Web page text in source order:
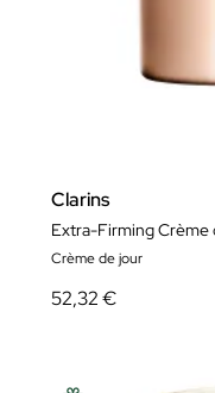
Clarins
Extra-Firming Crème
Crème de jour
52,32 €